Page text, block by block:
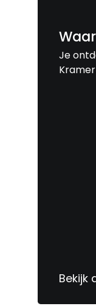
Je
Bekijk